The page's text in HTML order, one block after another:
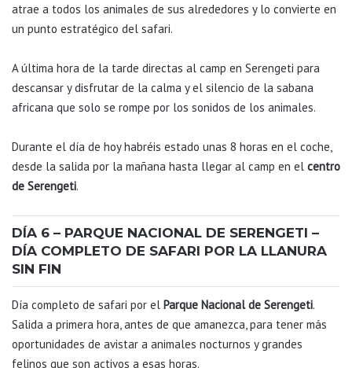
atrae a todos los animales de sus alrededores y lo convierte en
un punto estratégico del safari.
A última hora de la tarde directas al camp en Serengeti para
descansar y disfrutar de la calma y el silencio de la sabana
africana que solo se rompe por los sonidos de los animales.
Durante el día de hoy habréis estado unas 8 horas en el coche,
desde la salida por la mañana hasta llegar al camp en el centro
de Serengeti.
DÍA 6 – PARQUE NACIONAL DE SERENGETI –
DÍA COMPLETO DE SAFARI POR LA LLANURA
SIN FIN
Día completo de safari por el Parque Nacional de Serengeti.
Salida a primera hora, antes de que amanezca, para tener más
oportunidades de avistar a animales nocturnos y grandes
felinos que son activos a esas horas.